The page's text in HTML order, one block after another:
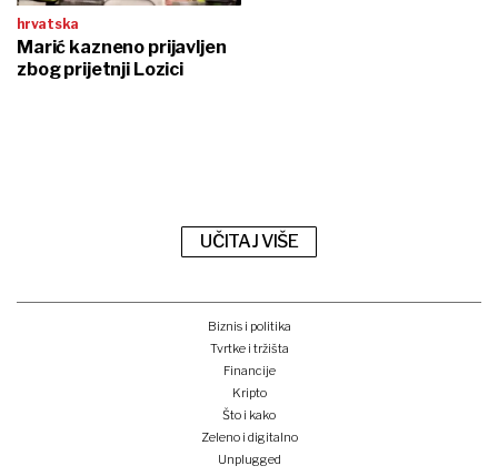
hrvatska
Marić kazneno prijavljen
zbog prijetnji Lozici
UČITAJ VIŠE
Biznis i politika
Tvrtke i tržišta
Financije
Kripto
Što i kako
Zeleno i digitalno
Unplugged